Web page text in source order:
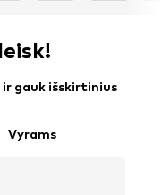
gauk išskirtinius
Vyrams